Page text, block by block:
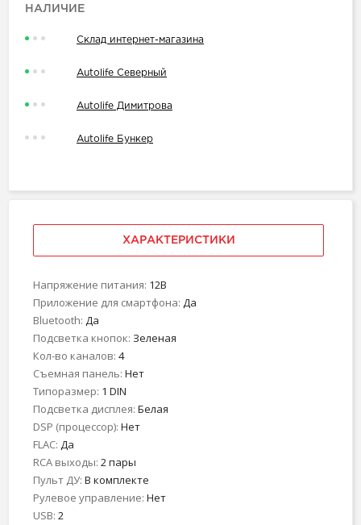
НАЛИЧИЕ
Склад интернет-магазина
Autolife Северный
Autolife Димитрова
Autolife Бункер
ХАРАКТЕРИСТИКИ
Напряжение питания: 12В
Приложение для смартфона: Да
Bluetooth: Да
Подсветка кнопок: Зеленая
Кол-во каналов: 4
Съемная панель: Нет
Типоразмер: 1 DIN
Подсветка дисплея: Белая
DSP (процессор): Нет
FLAC: Да
RCA выходы: 2 пары
Пульт ДУ: В комплекте
Рулевое управление: Нет
USB: 2